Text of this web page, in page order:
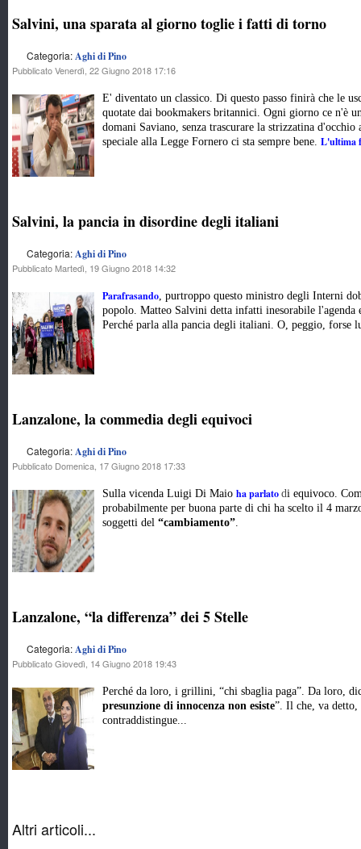
Salvini, una sparata al giorno toglie i fatti di torno
Categoria:Aghi di Pino
Pubblicato Venerdì, 22 Giugno 2018 17:16
E' diventato un classico. Di questo passo finirà che le
quotate dai bookmakers britannici. Ogni giorno ce n'è
domani Saviano, senza trascurare la strizzatina
speciale alla Legge Fornero ci sta sempre bene. L'ultima
Salvini, la pancia in disordine degli italiani
Categoria:Aghi di Pino
Pubblicato Martedì, 19 Giugno 2018 14:32
Parafrasando, purtroppo questo ministro degli Interni
popolo. Matteo Salvini detta infatti inesorabile
Perché parla alla pancia degli italiani. O, peggio, forse
Lanzalone, la commedia degli equivoci
Categoria:Aghi di Pino
Pubblicato Domenica, 17 Giugno 2018 17:33
Sulla vicenda Luigi Di Maio ha parlato di equivoco.
probabilmente per buona parte di chi ha scelto il 4
soggetti del “cambiamento”.
Lanzalone, “la differenza” dei 5 Stelle
Categoria:Aghi di Pino
Pubblicato Giovedì, 14 Giugno 2018 19:43
Perché da loro, i grillini, “chi sbaglia paga”. Da loro,
presunzione di innocenza non esiste”. Il che, va detto,
contraddistingue...
Altri articoli...